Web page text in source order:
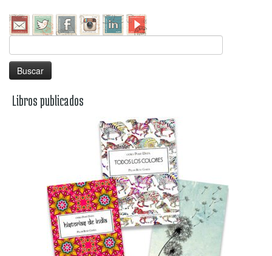
Libros publicados